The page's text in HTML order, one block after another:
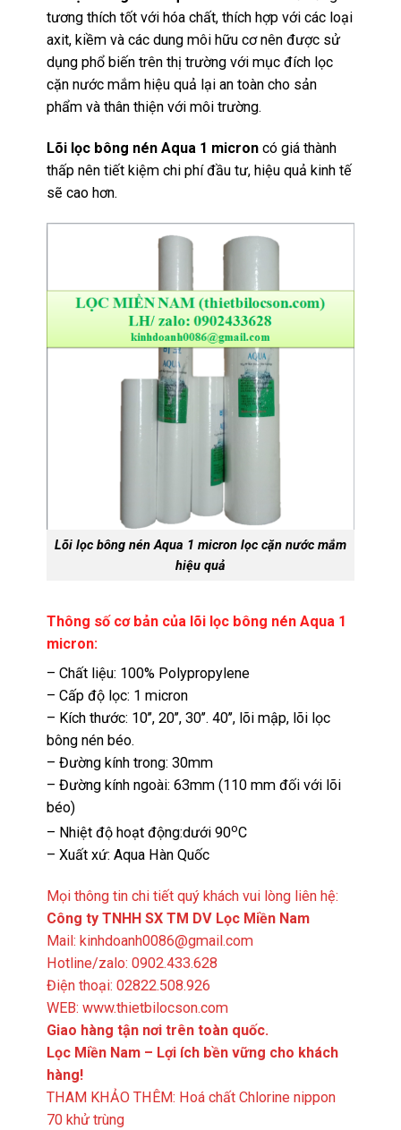
tương thích tốt với hóa chất, thích hợp với các loại
axit, kiềm và các dung môi hữu cơ nên được sử
dụng phổ biến trên thị trường với mục đích lọc
cặn nước mắm hiệu quả lại an toàn cho sản
phẩm và thân thiện với môi trường.
Lõi lọc bông nén Aqua 1 micron có giá thành
thấp nên tiết kiệm chi phí đầu tư, hiệu quả kinh tế
sẽ cao hơn.
Lõi lọc bông nén Aqua 1 micron lọc cặn nước mắm
hiệu quả
Thông số cơ bản của lõi lọc bông nén Aqua 1
micron:
– Chất liệu: 100% Polypropylene
– Cấp độ lọc: 1 micron
– Kích thước: 10’’, 20’’, 30’’. 40’’, lõi mập, lõi lọc
bông nén béo.
– Đường kính trong: 30mm
– Đường kính ngoài: 63mm (110 mm đối với lõi
béo)
– Nhiệt độ hoạt động:dưới 90oC
– Xuất xứ: Aqua Hàn Quốc
Mọi thông tin chi tiết quý khách vui lòng liên hệ:
Công ty TNHH SX TM DV Lọc Miền Nam
Mail: kinhdoanh0086@gmail.com
Hotline/zalo: 0902.433.628
Điện thoại: 02822.508.926
WEB: www.thietbilocson.com
Giao hàng tận nơi trên toàn quốc.
Lọc Miền Nam – Lợi ích bền vững cho khách
hàng!
THAM KHẢO THÊM: Hoá chất Chlorine nippon
70 khử trùng